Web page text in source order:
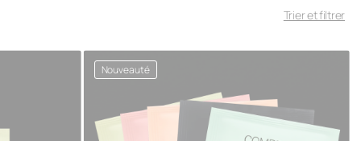
U
E
Trier et filtrer
Nouveauté